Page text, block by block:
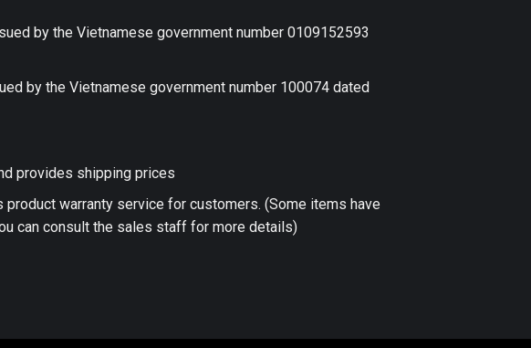
by the Vietnamese government number 0109152593
by the Vietnamese government number 100074 dated
provides shipping prices
warranty service for customers. (Some items have
can consult the sales staff for more details)